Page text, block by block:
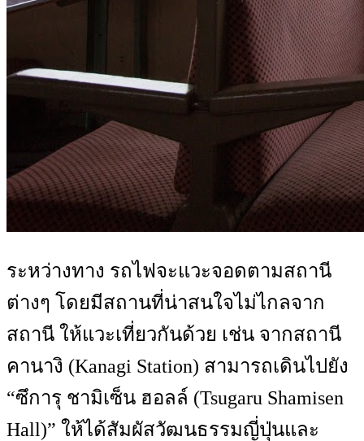
ระหว่างทาง รถไฟจะแวะจอดตามสถานี
ต่างๆ โดยมีสถานที่น่าสนใจไม่ไกลจาก
สถานี ให้แวะเที่ยวกันด้วย เช่น จากสถานี
คานางิ (Kanagi Station) สามารถเดินไปยัง
“ซึการุ ชามิเซ็น ฮอลล์ (Tsugaru Shamisen
Hall)” ให้ได้สัมผัสวัฒนธรรมญี่ปุ่นและ